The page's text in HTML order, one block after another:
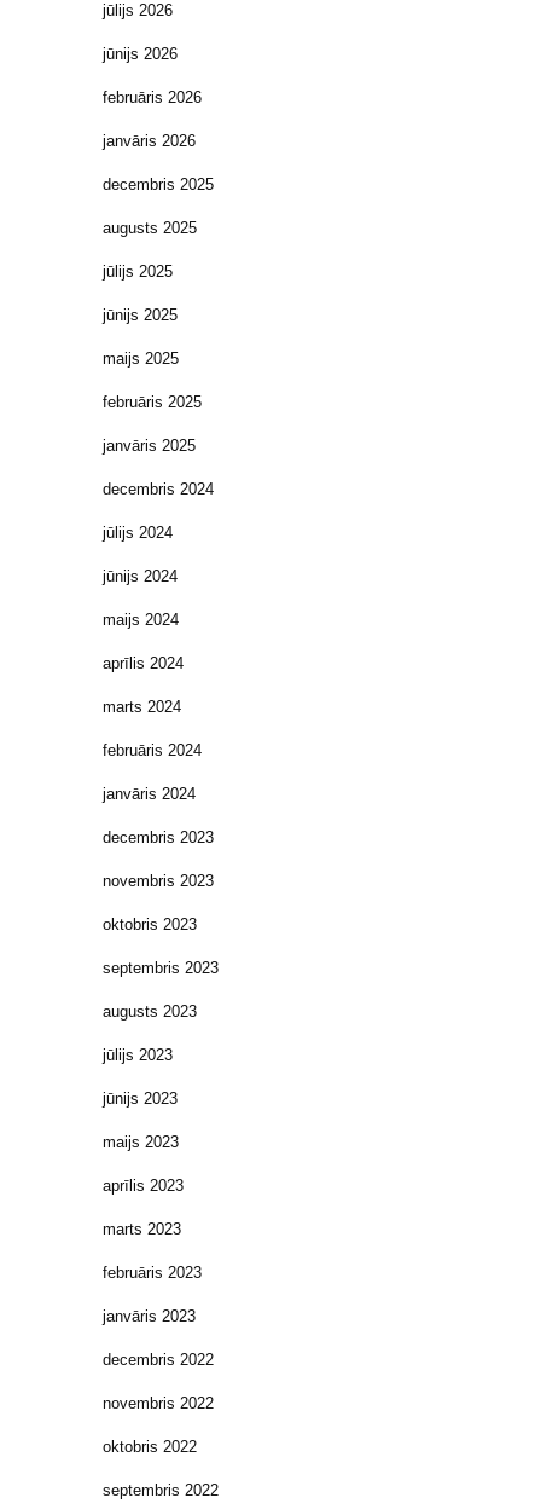
jūlijs 2026
jūnijs 2026
februāris 2026
janvāris 2026
decembris 2025
augusts 2025
jūlijs 2025
jūnijs 2025
maijs 2025
februāris 2025
janvāris 2025
decembris 2024
jūlijs 2024
jūnijs 2024
maijs 2024
aprīlis 2024
marts 2024
februāris 2024
janvāris 2024
decembris 2023
novembris 2023
oktobris 2023
septembris 2023
augusts 2023
jūlijs 2023
jūnijs 2023
maijs 2023
aprīlis 2023
marts 2023
februāris 2023
janvāris 2023
decembris 2022
novembris 2022
oktobris 2022
septembris 2022